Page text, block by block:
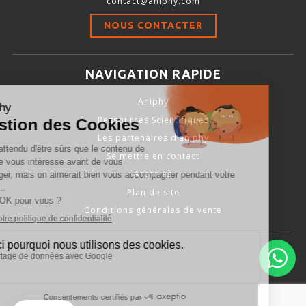
Stimulation-évaluation Thermique
ACTIVITÉ LOCOMOTRICE ET EXPLORATOIRE
COORDINATION ET SENSORI-MOTEUR
RYTHMES CIRCADIENS
DÉVELOPPEMENTS À FAÇON
PORTIQUES & STATIONS D’ANÉSTHÉSIE
ASPIRATEURS ET CARTOUCHES CHARBON ACTIF
ÉVAPORATEURS
NOUS CONTACTER
NAVIGATION RAPIDE
Aniphy
Ressources Scientifiques
Les partenaires d’aniphy
Se mettre en contact
Archives
Plan de site
Conditions générales de vente